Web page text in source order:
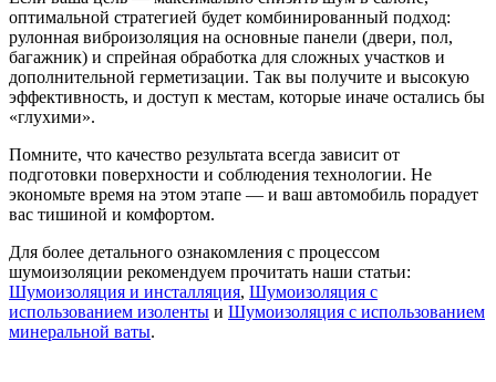
оптимальной стратегией будет комбинированный подход:
рулонная виброизоляция на основные панели (двери, пол,
багажник) и спрейная обработка для сложных участков и
дополнительной герметизации. Так вы получите и высокую
эффективность, и доступ к местам, которые иначе остались бы
«глухими».
Помните, что качество результата всегда зависит от
подготовки поверхности и соблюдения технологии. Не
экономьте время на этом этапе — и ваш автомобиль порадует
вас тишиной и комфортом.
Для более детального ознакомления с процессом
шумоизоляции рекомендуем прочитать наши статьи:
Шумоизоляция и инсталляция, Шумоизоляция с
использованием изоленты и Шумоизоляция с использованием
минеральной ваты.